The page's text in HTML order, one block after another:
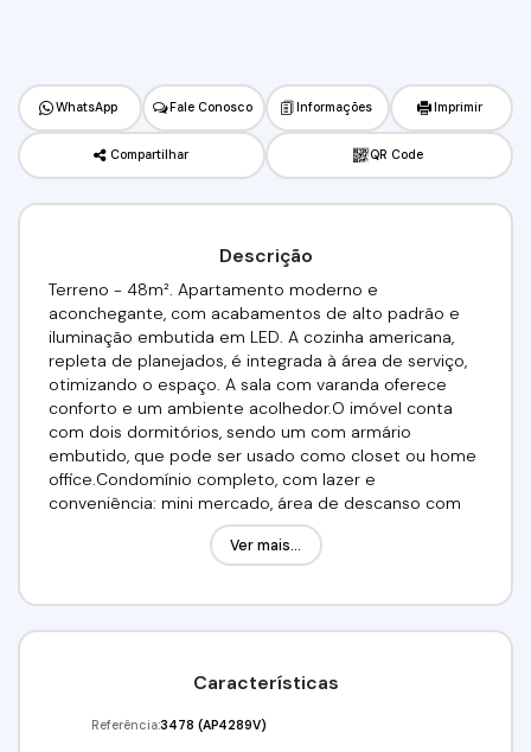
WhatsApp Fale Conosco Informações Imprimir
Compartilhar QR Code
Descrição
Terreno - 48m². Apartamento moderno e
aconchegante, com acabamentos de alto padrão e
iluminação embutida em LED. A cozinha americana,
repleta de planejados, é integrada à área de serviço,
otimizando o espaço. A sala com varanda oferece
conforto e um ambiente acolhedor.O imóvel conta
com dois dormitórios, sendo um com armário
embutido, que pode ser usado como closet ou home
office.Condomínio completo, com lazer e
conveniência: mini mercado, área de descanso com
hidromassagem e vista para a mata, salão de festas,
churrasqueira, brinquedoteca e portaria
360.000,00 - IPTU R$ 77,00 - Condomínio
600,00.Venha conferir, agenda já sua visita!!! Tel. (11)
Ver mais...
Características
Referência:3478 (AP4289V)